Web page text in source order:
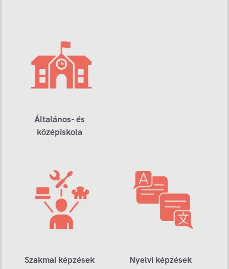
Általános- és
középiskola
Szakmai képzések Nyelvi képzések